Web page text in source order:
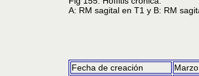
A: RM sagital en T1 y B: RM
Fecha de creación